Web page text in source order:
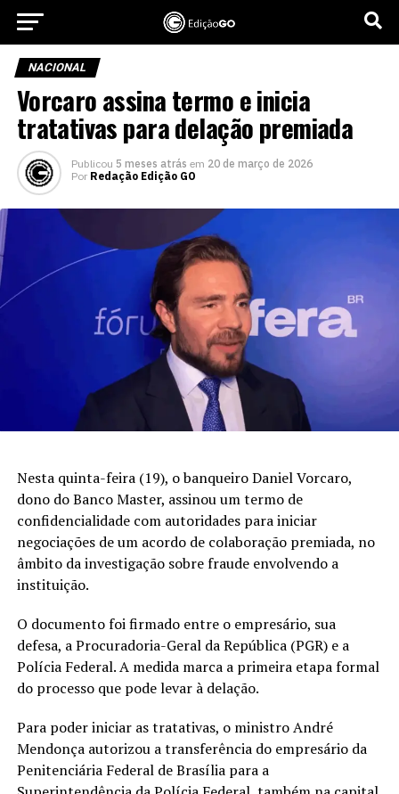
NACIONAL
Vorcaro assina termo e inicia
tratativas para delação premiada
Publicou 5 meses atrás em 20 de março de 2026
Por Redação Edição GO
Nesta quinta-feira (19), o banqueiro Daniel Vorcaro,
dono do Banco Master, assinou um termo de
confidencialidade com autoridades para iniciar
negociações de um acordo de colaboração premiada, no
âmbito da investigação sobre fraude envolvendo a
instituição.
O documento foi firmado entre o empresário, sua
defesa, a Procuradoria-Geral da República (PGR) e a
Polícia Federal. A medida marca a primeira etapa formal
do processo que pode levar à delação.
Para poder iniciar as tratativas, o ministro André
Mendonça autorizou a transferência do empresário da
Penitenciária Federal de Brasília para a